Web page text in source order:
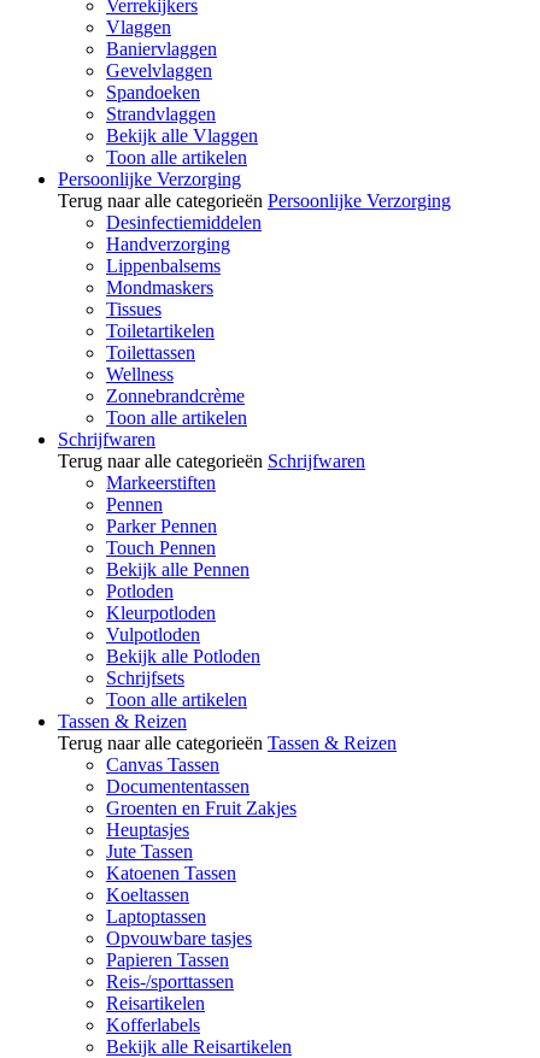
Verrekijkers
Vlaggen
Baniervlaggen
Gevelvlaggen
Spandoeken
Strandvlaggen
Bekijk alle Vlaggen
Toon alle artikelen
Persoonlijke Verzorging
Terug naar alle categorieën Persoonlijke Verzorging
Desinfectiemiddelen
Handverzorging
Lippenbalsems
Mondmaskers
Tissues
Toiletartikelen
Toilettassen
Wellness
Zonnebrandcrème
Toon alle artikelen
Schrijfwaren
Terug naar alle categorieën Schrijfwaren
Markeerstiften
Pennen
Parker Pennen
Touch Pennen
Bekijk alle Pennen
Potloden
Kleurpotloden
Vulpotloden
Bekijk alle Potloden
Schrijfsets
Toon alle artikelen
Tassen & Reizen
Terug naar alle categorieën Tassen & Reizen
Canvas Tassen
Documententassen
Groenten en Fruit Zakjes
Heuptasjes
Jute Tassen
Katoenen Tassen
Koeltassen
Laptoptassen
Opvouwbare tasjes
Papieren Tassen
Reis-/sporttassen
Reisartikelen
Kofferlabels
Bekijk alle Reisartikelen